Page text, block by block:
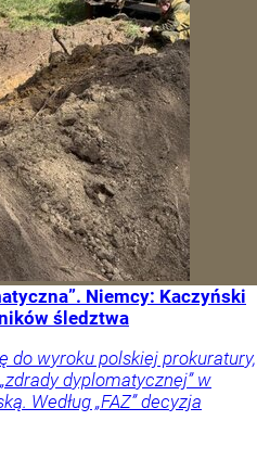
Niemcy: Kaczyński
śledztwa
do wyroku polskiej prokuratury,
dyplomatycznej” w
Według „FAZ” decyzja